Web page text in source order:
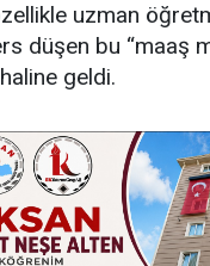
uzman
düşen bu “maaş
geldi.